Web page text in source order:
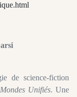
de science-fiction
Mondes Unifiés. Une